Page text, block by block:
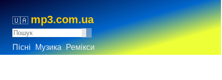
🇺🇦 mp3.com.ua
Пісні Музика Ремікси